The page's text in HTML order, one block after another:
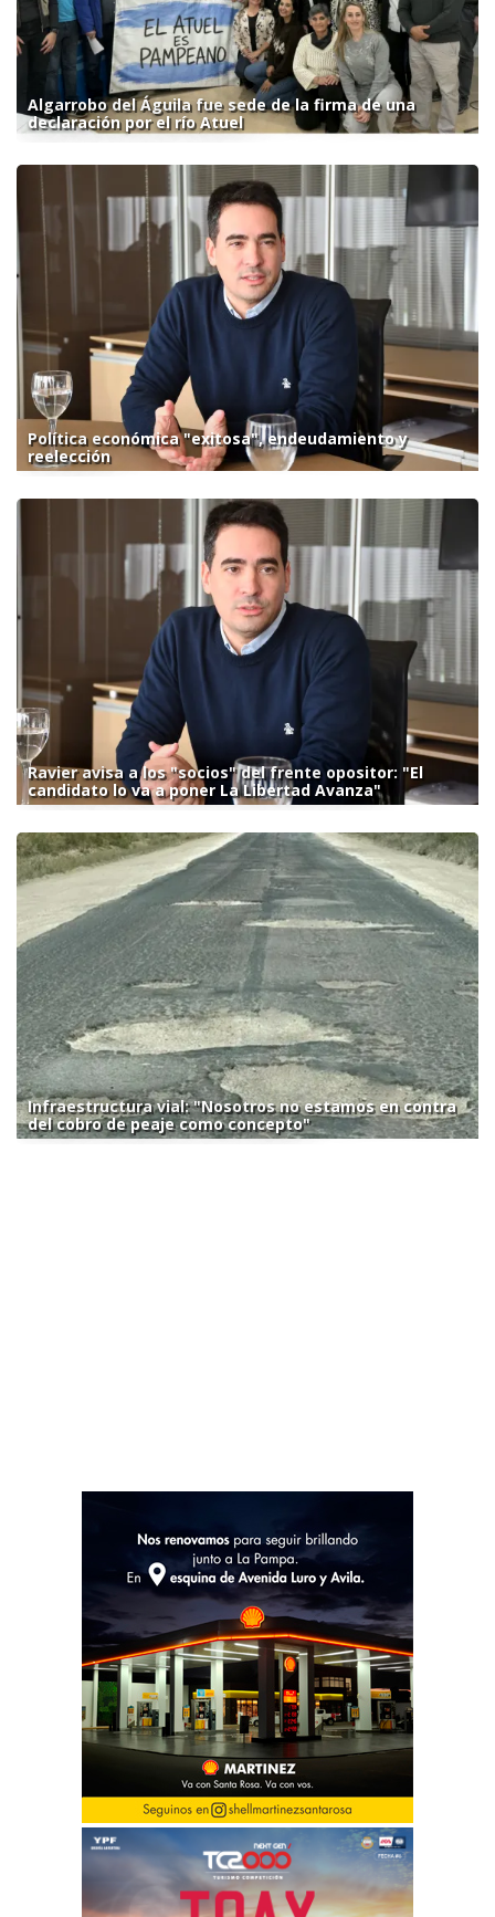
Algarrobo del Águila fue sede de la firma de una
declaración por el río Atuel
Política económica "exitosa", endeudamiento y
reelección
Ravier avisa a los "socios" del frente opositor: "El
candidato lo va a poner La Libertad Avanza"
Infraestructura vial: "Nosotros no estamos en contra
del cobro de peaje como concepto"